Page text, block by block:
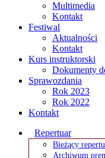
Multimedia
Kontakt
Festiwal
Aktualności
Kontakt
Kurs instruktorski
Dokumenty
Sprawozdania
Rok 2023
Rok 2022
Kontakt
Repertuar
Bieżący
Archiwum